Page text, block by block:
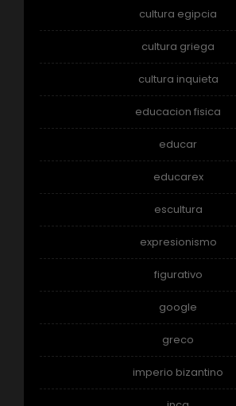
cultura egipcia
cultura griega
cultura inquieta
educacion fisica
educar
educarex
escultura
expresionismo
figurativo
google
greco
imperio bizantino